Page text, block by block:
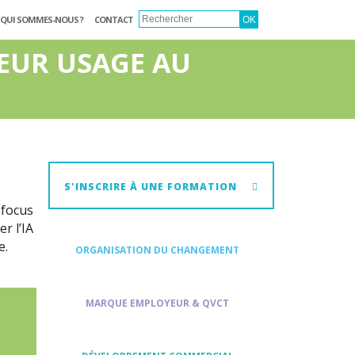
QUI SOMMES-NOUS ? CONTACT
USAGE AU
l’IA
S'INSCRIRE À UNE FORMATION
ORGANISATION DU CHANGEMENT
MARQUE EMPLOYEUR & QVCT